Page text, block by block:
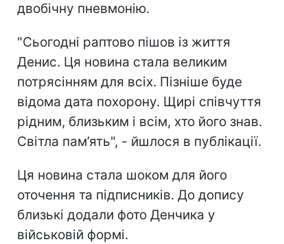
двобічну пневмонію.
"Сьогодні раптово пішов із життя
Денис. Ця новина стала великим
потрясінням для всіх. Пізніше буде
відома дата похорону. Щирі співчуття
рідним, близьким і всім, хто його знав.
Світла пам’ять", - йшлося в публікації.
Ця новина стала шоком для його
оточення та підписників. До допису
близькі додали фото Денчика у
військовій формі.